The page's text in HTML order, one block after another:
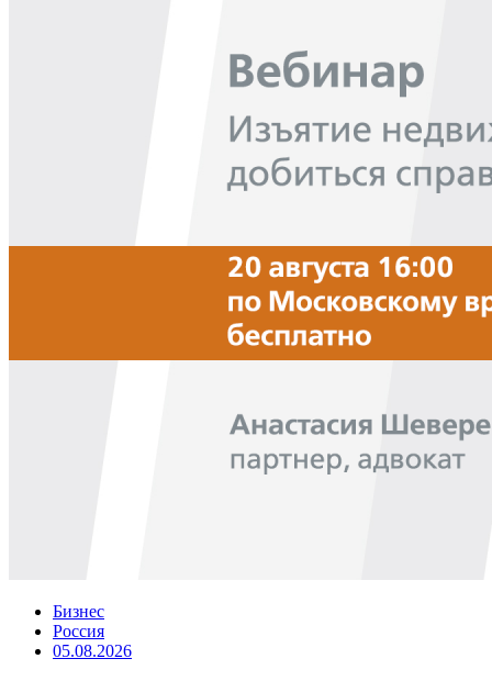
Бизнес
Россия
05.08.2026